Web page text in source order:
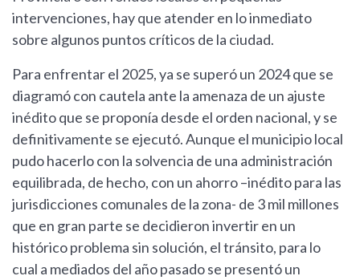
intervenciones, hay que atender en lo inmediato
sobre algunos puntos críticos de la ciudad.
Para enfrentar el 2025, ya se superó un 2024 que se
diagramó con cautela ante la amenaza de un ajuste
inédito que se proponía desde el orden nacional, y se
definitivamente se ejecutó. Aunque el municipio local
pudo hacerlo con la solvencia de una administración
equilibrada, de hecho, con un ahorro –inédito para las
jurisdicciones comunales de la zona- de 3 mil millones
que en gran parte se decidieron invertir en un
histórico problema sin solución, el tránsito, para lo
cual a mediados del año pasado se presentó un